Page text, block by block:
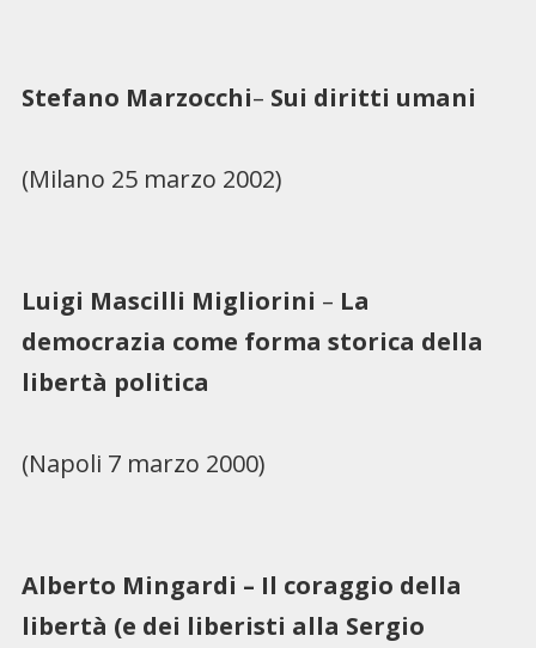
Stefano Marzocchi– Sui diritti umani
(Milano 25 marzo 2002)
Luigi Mascilli Migliorini – La
democrazia come forma storica della
libertà politica
(Napoli 7 marzo 2000)
Alberto Mingardi – Il coraggio della
libertà (e dei liberisti alla Sergio